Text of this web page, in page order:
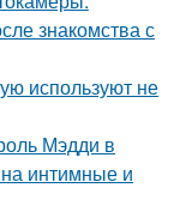
знакомства с
используют не
Мэдди в
интимные и